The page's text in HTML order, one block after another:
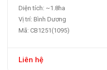
Diện tích: ~1.8ha
Vị trí: Bình Dương
Mã: CB1251(1095)
Liên hệ